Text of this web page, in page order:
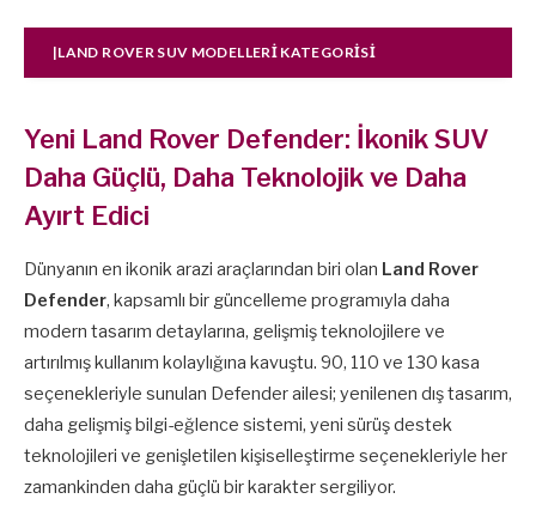
|LAND ROVER SUV MODELLERI KATEGORISI
Yeni Land Rover Defender: İkonik SUV
Daha Güçlü, Daha Teknolojik ve Daha
Ayırt Edici
Dünyanın en ikonik arazi araçlarından biri olan Land Rover
Defender, kapsamlı bir güncelleme programıyla daha
modern tasarım detaylarına, gelişmiş teknolojilere ve
artırılmış kullanım kolaylığına kavuştu. 90, 110 ve 130 kasa
seçenekleriyle sunulan Defender ailesi; yenilenen dış tasarım,
daha gelişmiş bilgi-eğlence sistemi, yeni sürüş destek
teknolojileri ve genişletilen kişiselleştirme seçenekleriyle her
zamankinden daha güçlü bir karakter sergiliyor.